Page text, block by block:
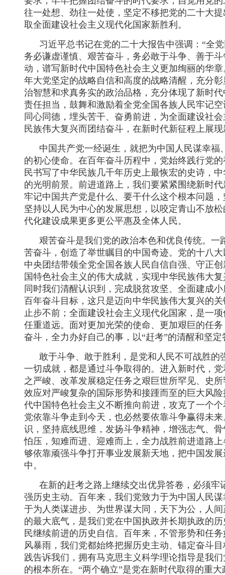
往一处想、劲往一处使，坚定不移把党的二十大
取全面建设社会主义现代化国家新胜利。
习近平总书记在党的二十大报告中强调：“全
务必谦虚谨慎、艰苦奋斗，务必敢于斗争、善于
动，谱写新时代中国特色社会主义更加绚丽的华
年大党坚定的战略自信和高度的战略清醒，充分
治智慧和求真务实的政治品格，充分体现了新时
责任担当，鼓舞和激励着全党全国各族人民牢记
同心同德，埋头苦干、奋勇前进，为全面建设社
民族伟大复兴而团结奋斗，在新时代新征程上展
中国共产党一经诞生，就把为中国人民谋幸福
的初心使命。在百年奋斗历程中，党始终践行党
民书写了中华民族几千年历史上最恢宏的史诗，
的光明前景。前进道路上，我们要紧紧围绕新时
牢记中国共产党是什么、要干什么这个根本问题
坚持以人民为中心的发展思想，以咬定青山不放
代化建设成果更多更公平惠及全体人民。
艰苦奋斗是我们党的政治本色和优良传统。一
苦奋斗，创造了举世瞩目的中国奇迹。党的十八
中央团结带领全党全国各族人民自信自强、守正
国特色社会主义的伟大成就，实现中华民族伟大
同时我们清醒认识到，完成脱贫攻坚、全面建成
百年奋斗目标，这只是迈向中华民族伟大复兴的
止步不前；全面建设社会主义现代化国家，是一
任重道远。面对更加光荣的使命、更加艰巨的任
奋斗，全力办好自己的事，以“赶考”的清醒和坚
敢于斗争、敢于胜利，是党和人民不可战胜的
一切成就，都是通过斗争取得的。进入新时代，
之严峻、改革发展稳定任务之艰巨世所罕见、史
效应对严峻复杂的国际形势和接踵而至的巨大风
代中国特色社会主义不断推向前进，攻克了一个
党依靠斗争走到今天，也必然要依靠斗争赢得未
识，坚持底线思维，发扬斗争精神，增强志气、
怕压，知难而进、迎难而上，全力战胜前进道路
够依靠顽强斗争打开事业发展新天地，把中国发
中。
在新的赶考之路上继续交出优异答卷，必须牢
强历史主动。百年来，我们党致力于为中国人民
于为人类谋进步、为世界谋大同，天下为公，人
的最大底气，是我们党在中国执政并长期执政的
民继续前进的历史自信。百年来，不管形势和任
风暴雨，我们党都始终把握历史主动、锚定奋斗
践告诉我们，拥有马克思主义科学理论指导是我
的根本所在。“两个确立”是党在新时代取得的重